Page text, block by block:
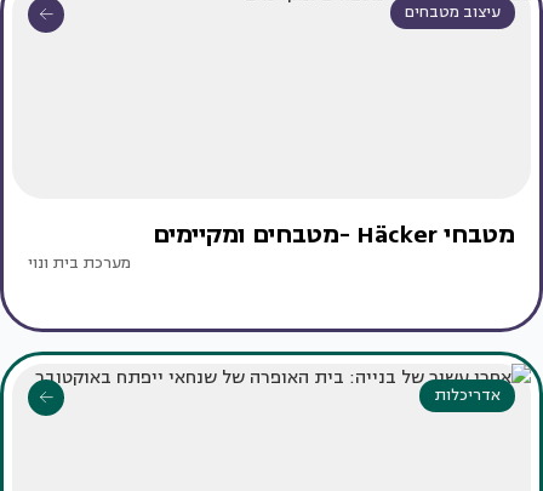
עיצוב מטבחים
מטבחי Häcker -מטבחים ומקיימים
מערכת בית ונוי
אדריכלות